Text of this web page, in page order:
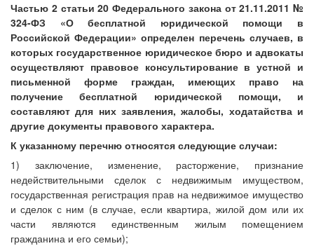
Частью 2 статьи 20 Федерального закона от 21.11.2011 №
324-ФЗ «О бесплатной юридической помощи в
Российской Федерации» определен перечень случаев, в
которых государственное юридическое бюро и адвокаты
осуществляют правовое консультирование в устной и
письменной форме граждан, имеющих право на
получение бесплатной юридической помощи, и
составляют для них заявления, жалобы, ходатайства и
другие документы правового характера.
К указанному перечню относятся следующие случаи:
1) заключение, изменение, расторжение, признание
недействительными сделок с недвижимым имуществом,
государственная регистрация прав на недвижимое имущество
и сделок с ним (в случае, если квартира, жилой дом или их
части являются единственным жилым помещением
гражданина и его семьи);